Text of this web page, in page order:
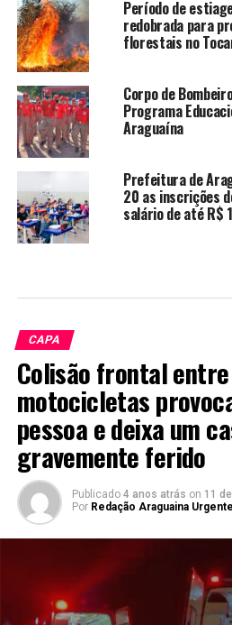
Período de
redobrada para
florestais no
Corpo de
Programa
Araguaína
Prefeitura de
20 as inscrições
salário de até R$
CAPA
Colisão frontal
motocicletas
pessoa e deixa um
gravemente ferido
Publicado 4 anos atrás on 11
Por Redação Araguaina Urgente